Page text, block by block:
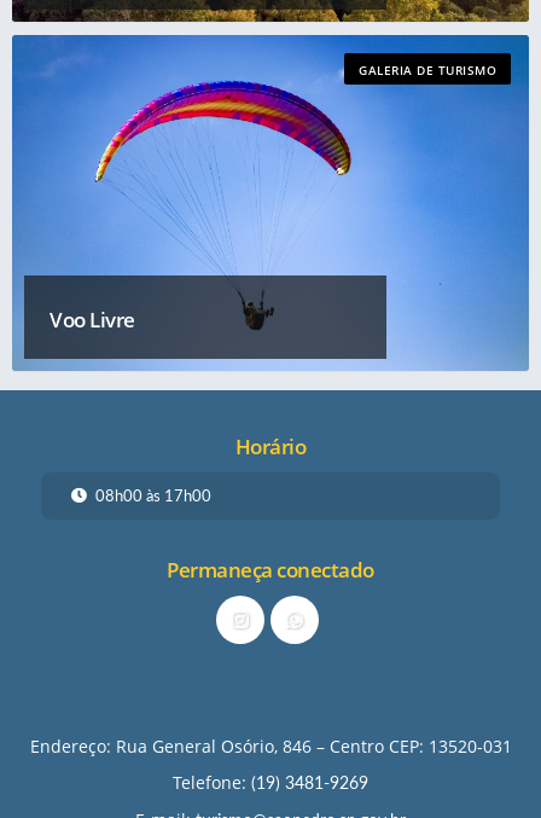
Voo Livre
GALERIA DE TURISMO
Horário
08h00 às 17h00
Permaneça conectado
Endereço: Rua General Osório, 846 – Centro CEP: 13520-031
Telefone: (19) 3481-9269